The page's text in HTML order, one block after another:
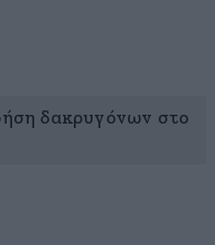
δακρυγόνων στο